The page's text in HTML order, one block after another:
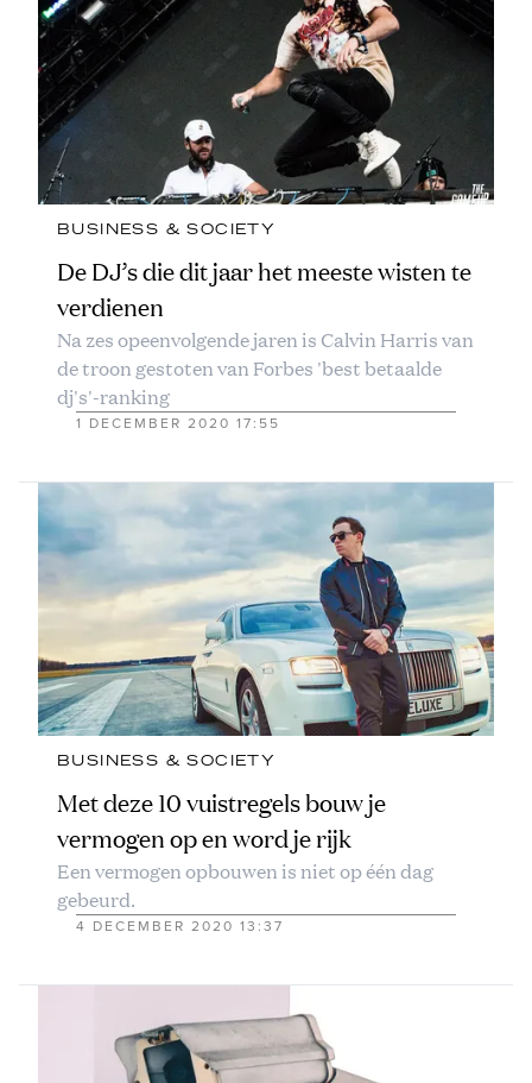
BUSINESS & SOCIETY
De DJ’s die dit jaar het meeste wisten te
verdienen
Na zes opeenvolgende jaren is Calvin Harris van
de troon gestoten van Forbes 'best betaalde
dj's'-ranking
1 DECEMBER 2020 17:55
BUSINESS & SOCIETY
Met deze 10 vuistregels bouw je
vermogen op en word je rijk
Een vermogen opbouwen is niet op één dag
gebeurd.
4 DECEMBER 2020 13:37